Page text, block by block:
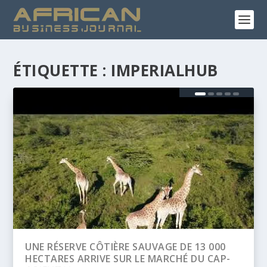
ÉTIQUETTE : IMPERIALHUB
BANQUE AFRICAINE DE DÉVELOPPEMENT
(BAD) – ASSEMBLÉE ANNUELLES 2026 :